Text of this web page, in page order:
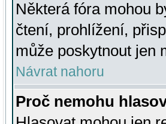
Některá fóra mohou
čtení, prohlížení,
může poskytnout jen
Návrat nahoru
Proč nemohu